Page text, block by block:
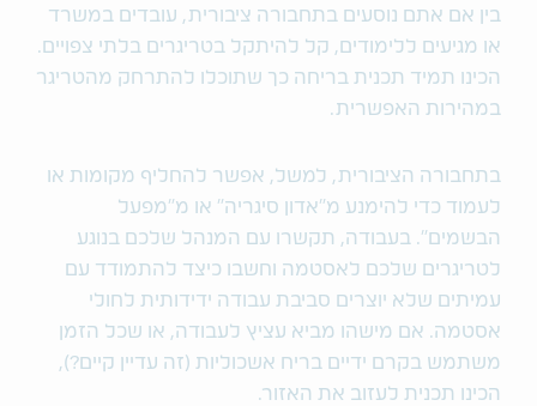
בין אם אתם נוסעים בתחבורה ציבורית, עובדים במשרד
או מגיעים ללימודים, קל להיתקל בטריגרים בלתי צפויים.
הכינו תמיד תכנית בריחה כך שתוכלו להתרחק מהטריגר
במהירות האפשרית.
בתחבורה הציבורית, למשל, אפשר להחליף מקומות או
לעמוד כדי להימנע מ"אדון סיגריה" או מ"מפעל
הבשמים". בעבודה, תקשרו עם המנהל שלכם בנוגע
לטריגרים שלכם לאסטמה וחשבו כיצד להתמודד עם
עמיתים שלא יוצרים סביבת עבודה ידידותית לחולי
אסטמה. אם מישהו מביא עציץ לעבודה, או שכל הזמן
משתמש בקרם ידיים בריח אשכוליות (זה עדיין קיים?),
הכינו תכנית לעזוב את האזור.